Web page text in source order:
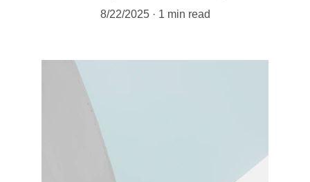
8/22/2025
1 min read